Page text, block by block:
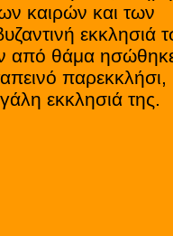
καιρών και των
εκκλησιά
από θάμα
παρεκκλήσι,
εκκλησιά της.